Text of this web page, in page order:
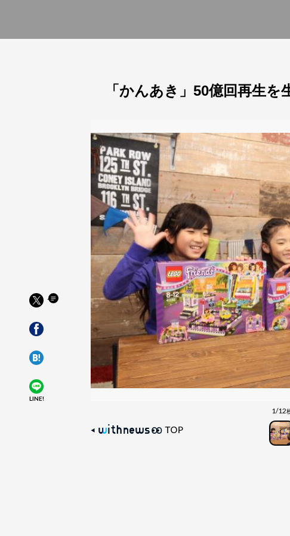
LINE!
「かんあき」50億回再生
1/12